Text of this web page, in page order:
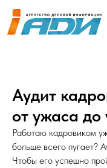
Аудит
от ужаса до
Работаю кадровиком
больше всего пугает?
Чтобы его успешно